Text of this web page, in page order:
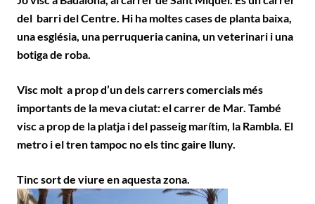
del barri del Centre. Hi ha moltes cases de planta baixa,
una església, una perruqueria canina, un veterinari i una
botiga de roba.
Visc molt a prop d’un dels carrers comercials més
importants de la meva ciutat: el carrer de Mar. També
visc a prop de la platja i del passeig marítim, la Rambla. El
metro i el tren tampoc no els tinc gaire lluny.
Tinc sort de viure en aquesta zona.